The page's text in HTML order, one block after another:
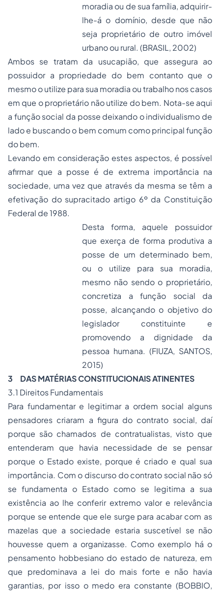
moradia ou de sua família, adquirir-
lhe-á o domínio, desde que não
seja proprietário de outro imóvel
urbano ou rural. (BRASIL, 2002)
Ambos se tratam da usucapião, que assegura ao
possuidor a propriedade do bem contanto que o
mesmo o utilize para sua moradia ou trabalho nos casos
em que o proprietário não utilize do bem. Nota-se aqui
a função social da posse deixando o individualismo de
lado e buscando o bem comum como principal função
do bem.
Levando em consideração estes aspectos, é possível
afirmar que a posse é de extrema importância na
sociedade, uma vez que através da mesma se têm a
efetivação do supracitado artigo 6º da Constituição
Federal de 1988.
Desta forma, aquele possuidor
que exerça de forma produtiva a
posse de um determinado bem,
ou o utilize para sua moradia,
mesmo não sendo o proprietário,
concretiza a função social da
posse, alcançando o objetivo do
legislador constituinte e
promovendo a dignidade da
pessoa humana. (FIUZA, SANTOS,
2015)
3 DAS MATÉRIAS CONSTITUCIONAIS ATINENTES
3.1 Direitos Fundamentais
Para fundamentar e legitimar a ordem social alguns
pensadores criaram a figura do contrato social, daí
porque são chamados de contratualistas, visto que
entenderam que havia necessidade de se pensar
porque o Estado existe, porque é criado e qual sua
importância. Com o discurso do contrato social não só
se fundamenta o Estado como se legitima a sua
existência ao lhe conferir extremo valor e relevância
porque se entende que ele surge para acabar com as
mazelas que a sociedade estaria suscetível se não
houvesse quem a organizasse. Como exemplo há o
pensamento hobbesiano do estado de natureza, em
que predominava a lei do mais forte e não havia
garantias, por isso o medo era constante (BOBBIO,